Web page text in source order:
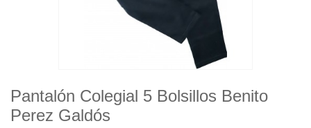
Pantalón Colegial 5 Bolsillos Benito
Perez Galdós